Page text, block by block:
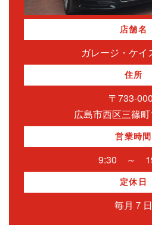
店舗名
ガレージ・ケイ
住所
〒733-
広島市西区三篠
営業時間
9:30 ～
定休日
毎月７日